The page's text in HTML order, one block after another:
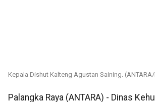
Kepala Dishut Kalteng Agustan Saining.
Palangka Raya (ANTARA) - Dinas